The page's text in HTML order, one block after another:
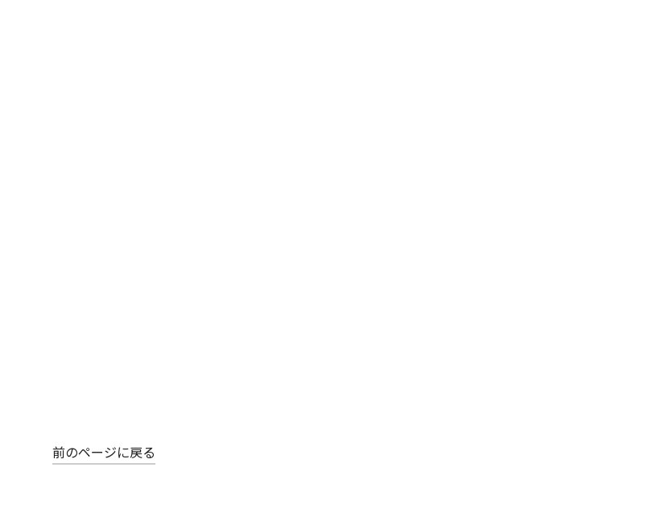
前のページに戻る
Kumadai Now（熊大なう。）とは